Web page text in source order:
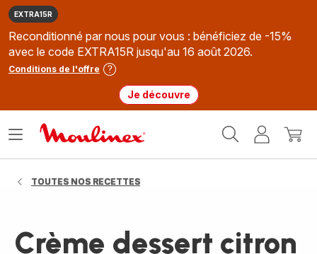
EXTRA15R
Reconditionné par nous pour vous : bénéficiez de -15%
avec le code EXTRA15R jusqu'au 16 août 2026.
Conditions de l'offre
Je découvre
MonMon
Ouvrir
TOUTES NOS RECETTES
Crème dessert citron